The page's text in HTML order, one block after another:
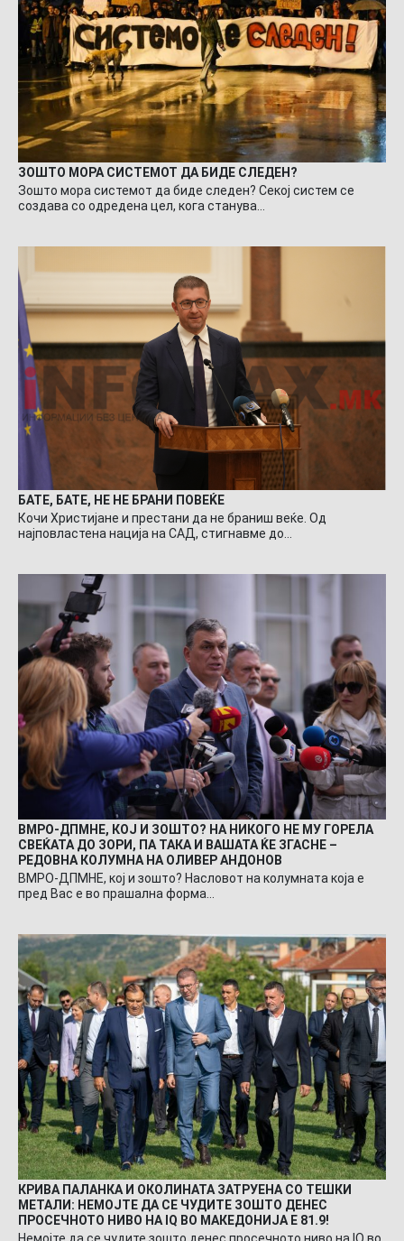
ЗОШТО МОРА СИСТЕМОТ ДА БИДЕ СЛЕДЕН?
Зошто мора системот да биде следен? Секој систем се
создава со одредена цел, кога станува…
БАТЕ, БАТЕ, НЕ НЕ БРАНИ ПОВЕЌЕ
Кочи Христијане и престани да не браниш веќе. Од
најповластена нација на САД, стигнавме до…
ВМРО-ДПМНЕ, КОЈ И ЗОШТО? НА НИКОГО НЕ МУ ГОРЕЛА
СВЕЌАТА ДО ЗОРИ, ПА ТАКА И ВАШАТА ЌЕ ЗГАСНЕ –
РЕДОВНА КОЛУМНА НА ОЛИВЕР АНДОНОВ
ВМРО-ДПМНЕ, кој и зошто? Насловот на колумната која е
пред Вас е во прашална форма…
КРИВА ПАЛАНКА И ОКОЛИНАТА ЗАТРУЕНА СО ТЕШКИ
МЕТАЛИ: НЕМОЈТЕ ДА СЕ ЧУДИТЕ ЗОШТО ДЕНЕС
ПРОСЕЧНОТО НИВО НА IQ ВО МАКЕДОНИЈА Е 81.9!